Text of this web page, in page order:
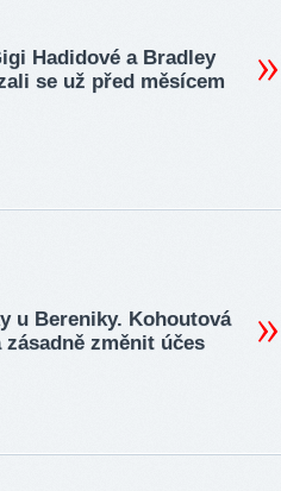
Hadidové a Bradley
se už před měsícem
u Bereniky. Kohoutová
změnit účes